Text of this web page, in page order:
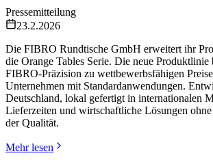
Pressemitteilung
23.2.2026
Die FIBRO Rundtische GmbH erweitert ihr
die Orange Tables Serie. Die neue Produktlinie
FIBRO-Präzision zu wettbewerbsfähigen
Unternehmen mit Standardanwendungen.
Deutschland, lokal gefertigt in internationalen
Lieferzeiten und wirtschaftliche Lösungen
der Qualität.
Mehr lesen